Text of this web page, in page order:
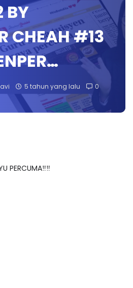
BY
CHEAH #13
5 tahun yang lalu 0
PERCUMA‼️‼️